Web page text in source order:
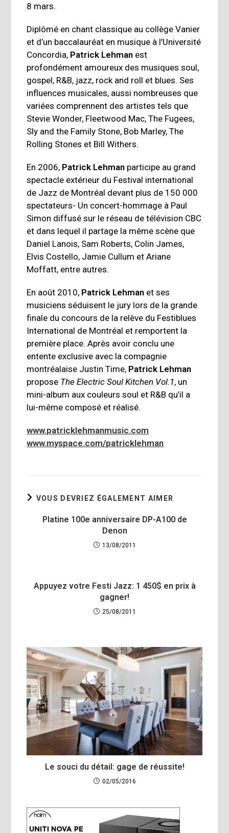
8 mars.
Diplômé en chant classique au collège Vanier
et d’un baccalauréat en musique à l’Université
Concordia, Patrick Lehman est
profondément amoureux des musiques soul,
gospel, R&B, jazz, rock and roll et blues. Ses
influences musicales, aussi nombreuses que
variées comprennent des artistes tels que
Stevie Wonder, Fleetwood Mac, The Fugees,
Sly and the Family Stone, Bob Marley, The
Rolling Stones et Bill Withers.
En 2006, Patrick Lehman participe au grand
spectacle extérieur du Festival international
de Jazz de Montréal devant plus de 150 000
spectateurs- Un concert-hommage à Paul
Simon diffusé sur le réseau de télévision CBC
et dans lequel il partage la même scène que
Daniel Lanois, Sam Roberts, Colin James,
Elvis Costello, Jamie Cullum et Ariane
Moffatt, entre autres.
En août 2010, Patrick Lehman et ses
musiciens séduisent le jury lors de la grande
finale du concours de la relève du Festiblues
International de Montréal et remportent la
première place. Après avoir conclu une
entente exclusive avec la compagnie
montréalaise Justin Time, Patrick Lehman
propose The Electric Soul Kitchen Vol.1, un
mini-album aux couleurs soul et R&B qu’il a
lui-même composé et réalisé.
www.patricklehmanmusic.com
www.myspace.com/patricklehman
VOUS DEVRIEZ ÉGALEMENT AIMER
Platine 100e anniversaire DP-A100 de
Denon
13/08/2011
Appuyez votre Festi Jazz: 1 450$ en prix à
gagner!
25/08/2011
Le souci du détail: gage de réussite!
02/05/2016